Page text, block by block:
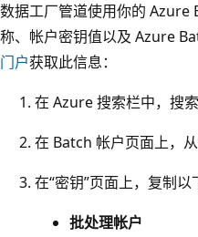
数据工厂管道使用你的 Azure
称、帐户密钥值以及 Azure
门户获取此信息：
在 Azure 搜索栏中，搜
在 Batch 帐户页面上，从
在“密钥”页面上，复制以
批处理帐户